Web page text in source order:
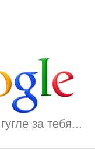
за тебя...